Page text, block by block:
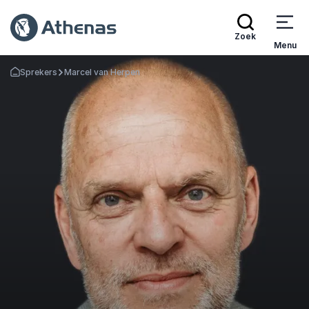
Zoek
Menu
Terug naar de startpagina
Sprekers Marcel van Herpen